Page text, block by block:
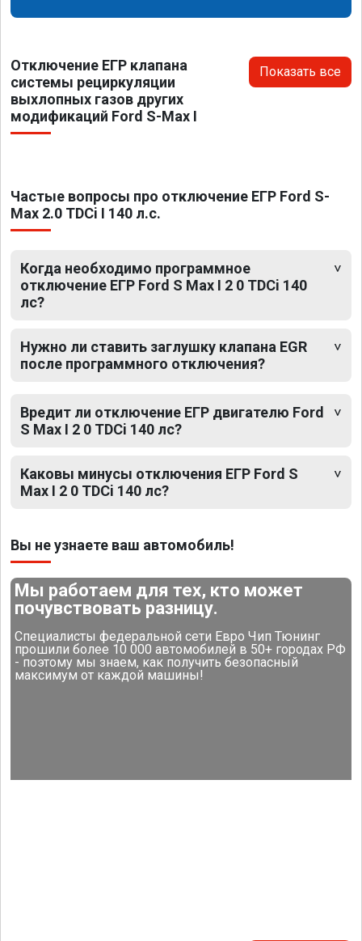
Отключение ЕГР клапана
системы рециркуляции
выхлопных газов других
модификаций Ford S-Max I
Показать все
Частые вопросы про отключение ЕГР Ford S-
Max 2.0 TDCi I 140 л.с.
Когда необходимо программное
отключение ЕГР Ford S Max I 2 0 TDCi 140
лс?
Нужно ли ставить заглушку клапана EGR
после программного отключения?
Вредит ли отключение ЕГР двигателю Ford
S Max I 2 0 TDCi 140 лс?
Каковы минусы отключения ЕГР Ford S
Max I 2 0 TDCi 140 лс?
Вы не узнаете ваш автомобиль!
Мы работаем для тех, кто может
почувствовать разницу.
Специалисты федеральной сети Евро Чип Тюнинг
прошили более 10 000 автомобилей в 50+ городах РФ
- поэтому мы знаем, как получить безопасный
максимум от каждой машины!